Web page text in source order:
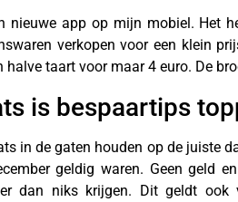
nieuwe app op mijn mobiel. Het
verkopen voor een klein
halve taart voor maar 4 euro. De
is bespaartips
in de gaten houden op de juiste
geldig waren. Geen geld
dan niks krijgen. Dit geldt ook